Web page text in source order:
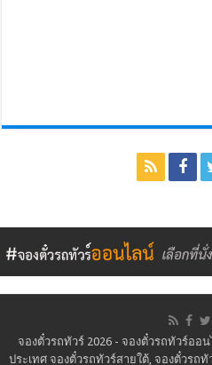
จองตั๋วรถทัวร์ 2026 - จองตั๋วรถทัวร์อ
ประเทศ จองตั๋วรถทัวร์สายใต้, จองตั๋วรถ